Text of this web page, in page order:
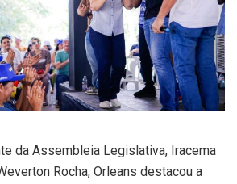
da Assembleia Legislativa, Iracema
Rocha, Orleans destacou a